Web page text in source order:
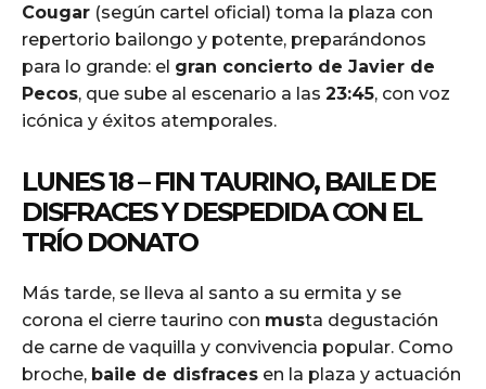
Cougar (según cartel oficial) toma la plaza con
repertorio bailongo y potente, preparándonos
para lo grande: el gran concierto de Javier de
Pecos, que sube al escenario a las 23:45, con voz
icónica y éxitos atemporales.
LUNES 18 – FIN TAURINO, BAILE DE
DISFRACES Y DESPEDIDA CON EL
TRÍO DONATO
Más tarde, se lleva al santo a su ermita y se
corona el cierre taurino con musta degustación
de carne de vaquilla y convivencia popular. Como
broche, baile de disfraces en la plaza y actuación